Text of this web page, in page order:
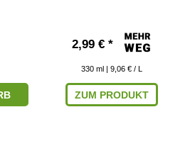
2,99 € *
330 ml | 9,06 € / L
ZUM PRODUKT